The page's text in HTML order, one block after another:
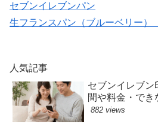
セブンイレブンパン
生フランスパン（ブルーベリー）
人気記事
セブンイレブン
間や料金・でき
882 views